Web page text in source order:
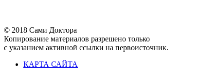
© 2018 Сами Доктора
Копирование материалов разрешено только
с указанием активной ссылки на первоисточник.
КАРТА САЙТА